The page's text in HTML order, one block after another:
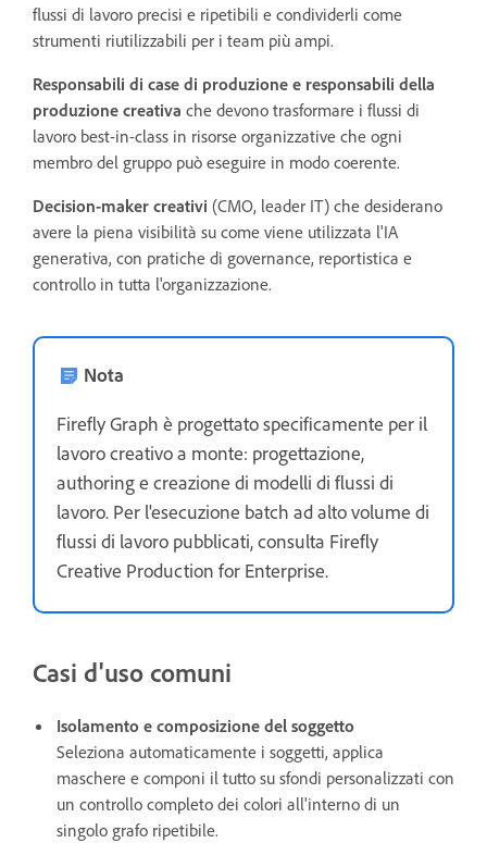
flussi di lavoro precisi e ripetibili e condividerli come
strumenti riutilizzabili per i team più ampi.
Responsabili di case di produzione e responsabili della
produzione creativa che devono trasformare i flussi di
lavoro best-in-class in risorse organizzative che ogni
membro del gruppo può eseguire in modo coerente.
Decision-maker creativi (CMO, leader IT) che desiderano
avere la piena visibilità su come viene utilizzata l'IA
generativa, con pratiche di governance, reportistica e
controllo in tutta l'organizzazione.
Nota
Firefly Graph è progettato specificamente per il
lavoro creativo a monte: progettazione,
authoring e creazione di modelli di flussi di
lavoro. Per l'esecuzione batch ad alto volume di
flussi di lavoro pubblicati, consulta Firefly
Creative Production for Enterprise.
Casi d'uso comuni
Isolamento e composizione del soggetto
Seleziona automaticamente i soggetti, applica
maschere e componi il tutto su sfondi personalizzati con
un controllo completo dei colori all'interno di un
singolo grafo ripetibile.